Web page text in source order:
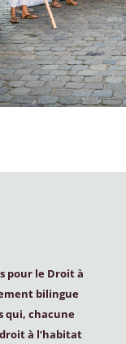
pour le Droit à
bilingue
qui, chacune
à l’habitat